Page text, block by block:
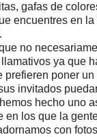
gafas de
encuentres en la
no
ya que
prefieren poner
invitados
hecho uno
en los que la
con